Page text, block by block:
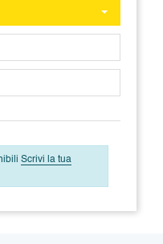
Scrivi la tua